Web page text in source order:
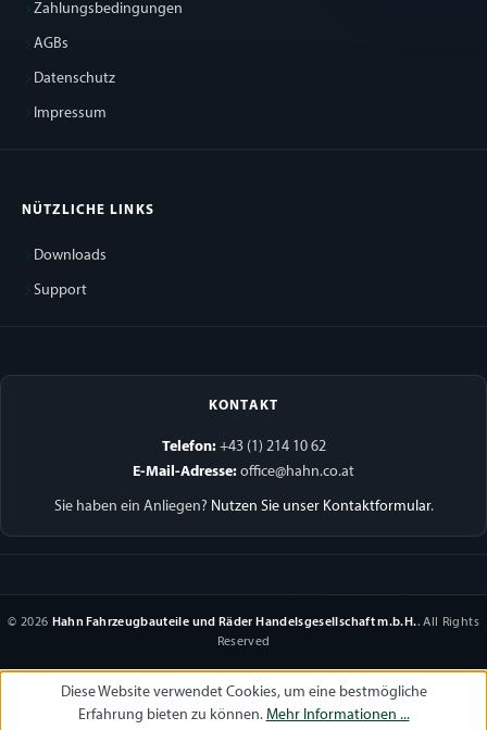
Zahlungsbedingungen
AGBs
Datenschutz
Impressum
NÜTZLICHE LINKS
Downloads
Support
KONTAKT
Telefon:+43 (1) 214 10 62
E-Mail-Adresse: office@hahn.co.at
Sie haben ein Anliegen? Nutzen Sie unser Kontaktformular.
© 2026 Hahn Fahrzeugbauteile und Räder Handelsgesellschaft m.b.H.. All Rights
Reserved
Diese Website verwendet Cookies, um eine bestmögliche
Erfahrung bieten zu können. Mehr Informationen ...